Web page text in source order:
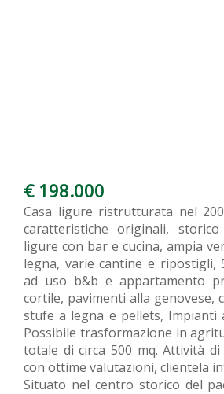
€ 198.000
Casa ligure ristrutturata nel
caratteristiche originali,
ligure con bar e cucina, ampia
legna, varie cantine e ripostigli,
ad uso b&b e appartamento
cortile, pavimenti alla genovese,
stufe a legna e pellets, Impianti
Possibile trasformazione in
totale di circa 500 mq. Attività
con ottime valutazioni, clientela
Situato nel centro storico del